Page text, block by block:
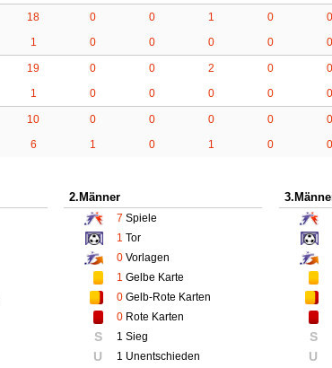
18 0 0 1 0 0
1 0 0 0 0 0
19 0 0 2 0 0
1 0 0 0 0 0
10 0 0 0 0 0
6 1 0 1 0 0
2.Männer
7 Spiele
1 Tor
0 Vorlagen
1 Gelbe Karte
0 Gelb-Rote Karten
0 Rote Karten
S 1 Sieg
U 1 Unentschieden
S
U